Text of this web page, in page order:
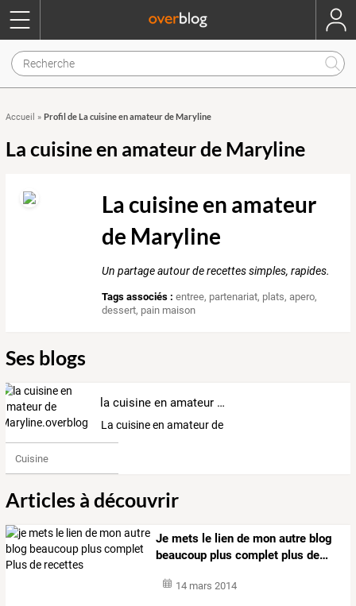
Accueil » Profil de La cuisine en amateur de Maryline
La cuisine en amateur de Maryline
La cuisine en amateur
de Maryline
Un partage autour de recettes simples, rapides.
Tags associés : entree, partenariat, plats,apero,
dessert, pain maison
Ses blogs
la cuisine en amateur de Maryline.overblog.com
La cuisine en amateur de Maryline
Cuisine
Articles à découvrir
Je mets le lien de mon autre blog
beaucoup plus complet plus de…
14 mars 2014